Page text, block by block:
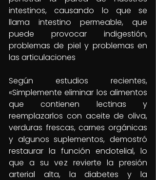
intestinos, causando lo que se
llama intestino permeable, que
puede provocar indigestión,
problemas de piel y problemas en
las articulaciones
Según estudios recientes,
«Simplemente eliminar los alimentos
que contienen lectinas y
reemplazarlos con aceite de oliva,
verduras frescas, carnes orgánicas
y algunos suplementos, demostró
restaurar la función endotelial, lo
que a su vez revierte la presión
arterial alta, la diabetes y la